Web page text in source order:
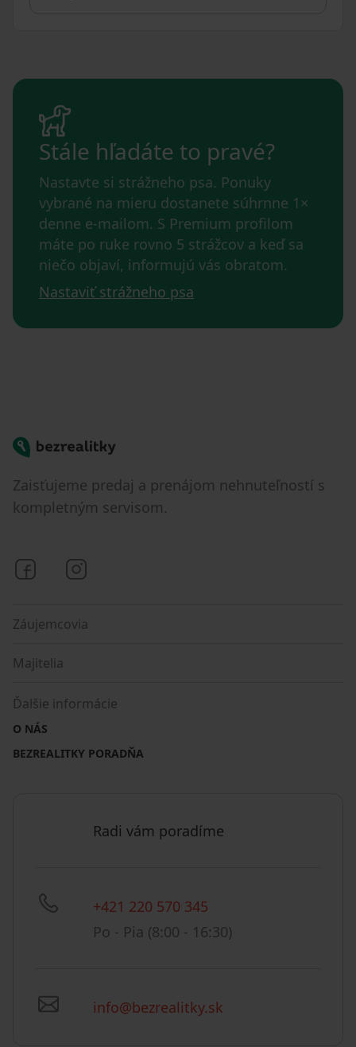
Stále hľadáte to pravé?
Nastavte si strážneho psa. Ponuky
vybrané na mieru dostanete súhrnne 1×
denne e-mailom. S Premium profilom
máte po ruke rovno 5 strážcov a keď sa
niečo objaví, informujú vás obratom.
Nastaviť strážneho psa
Bezrealitky
Zaisťujeme predaj a prenájom nehnuteľností s
kompletným servisom.
Bezrealitky na Facebooku
Záujemcovia
Majitelia
Ďalšie informácie
O NÁS
BEZREALITKY PORADŇA
Radi vám poradíme
+421 220 570 345
Po - Pia (8:00 - 16:30)
info@bezrealitky.sk